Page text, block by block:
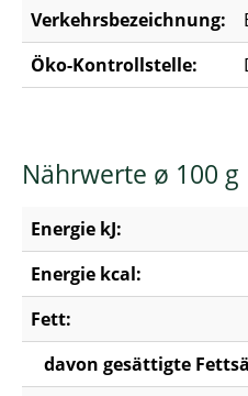
Verkehrsbezeichnung:
Öko-Kontrollstelle:
Nährwerte ø 100 g
Energie kJ:
Energie kcal:
Fett:
davon gesättigte